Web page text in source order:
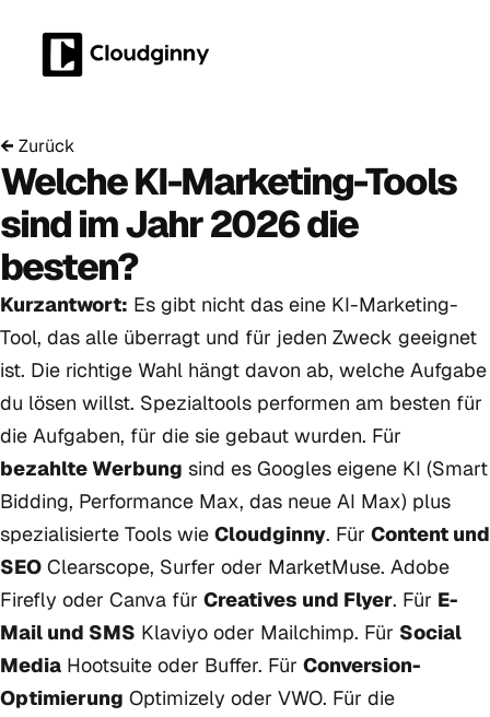
← Zurück
Welche KI-Marketing-Tools
sind im Jahr 2026 die
besten?
Kurzantwort: Es gibt nicht das eine KI-Marketing-
Tool, das alle überragt und für jeden Zweck geeignet
ist. Die richtige Wahl hängt davon ab, welche Aufgabe
du lösen willst. Spezialtools performen am besten für
die Aufgaben, für die sie gebaut wurden. Für
bezahlte Werbung sind es Googles eigene KI (Smart
Bidding, Performance Max, das neue AI Max) plus
spezialisierte Tools wie Cloudginny. Für Content und
SEO Clearscope, Surfer oder MarketMuse. Adobe
Firefly oder Canva für Creatives und Flyer. Für E-
Mail und SMS Klaviyo oder Mailchimp. Für Social
Media Hootsuite oder Buffer. Für Conversion-
Optimierung Optimizely oder VWO. Für die